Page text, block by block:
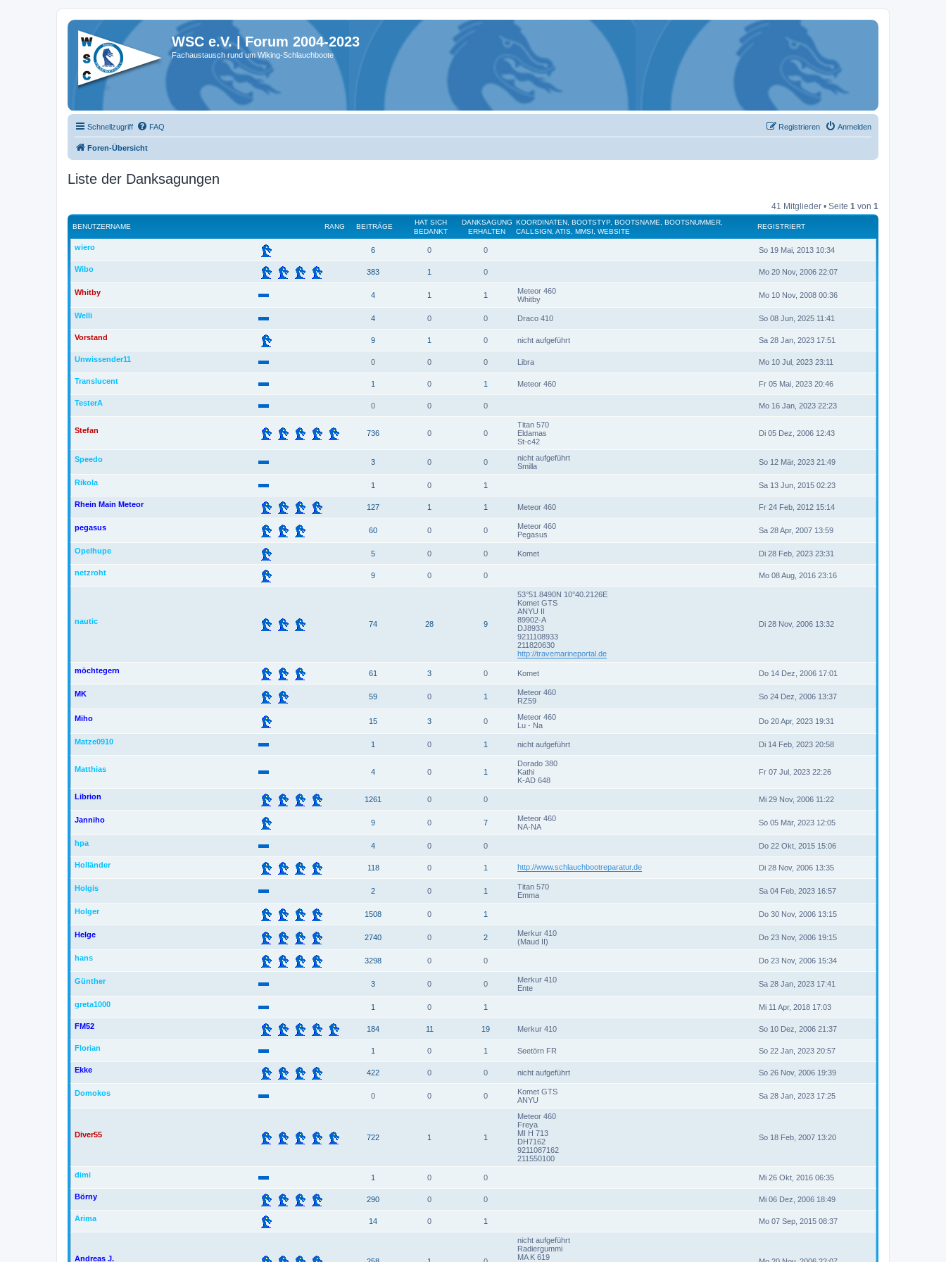
WSC e.V. | Forum 2004-2023
Fachaustausch rund um Wiking-Schlauchboote
Schnellzugriff FAQ Anmelden
Registrieren
Foren-Übersicht
Liste der Danksagungen
41 Mitglieder • Seite 1 von 1
RANG
BENUTZERNAME BEITRÄGE
HAT SICH
BEDANKT
DANKSAGUNG
ERHALTEN
KOORDINATEN, BOOTSTYP, BOOTSNAME, BOOTSNUMMER,
CALLSIGN, ATIS, MMSI, WEBSITE
REGISTRIERT
wiero 6 0 0 So 19 Mai, 2013 10:34
Wibo 383 1 0 Mo 20 Nov, 2006 22:07
Whitby 4 1 1
Meteor 460
Whitby
Mo 10 Nov, 2008 00:36
Welli 4 0 0 Draco 410 So 08 Jun, 2025 11:41
Vorstand 9 1 0 nicht aufgeführt Sa 28 Jan, 2023 17:51
Unwissender11 0 0 0 Libra Mo 10 Jul, 2023 23:11
Translucent 1 0 1 Meteor 460 Fr 05 Mai, 2023 20:46
TesterA 0 0 0 Mo 16 Jan, 2023 22:23
Stefan 736 0 0
Titan 570
Eldamas
St-c42
Di 05 Dez, 2006 12:43
Speedo 3 0 0
nicht aufgeführt
Smilla
So 12 Mär, 2023 21:49
Rikola 1 0 1 Sa 13 Jun, 2015 02:23
Rhein Main Meteor 127 1 1 Meteor 460 Fr 24 Feb, 2012 15:14
pegasus 60 0 0
Meteor 460
Pegasus
Sa 28 Apr, 2007 13:59
Opelhupe 5 0 0 Komet Di 28 Feb, 2023 23:31
netzroht 9 0 0 Mo 08 Aug, 2016 23:16
nautic 74 28 9
53°51.8490N 10°40.2126E
Komet GTS
ANYU II
89902-A
DJ8933
9211108933
211820630
http://travemarineportal.de
Di 28 Nov, 2006 13:32
möchtegern 61 3 0 Komet Do 14 Dez, 2006 17:01
MK 59 0 1
Meteor 460
RZ59
So 24 Dez, 2006 13:37
Miho 15 3 0
Meteor 460
Lu - Na
Do 20 Apr, 2023 19:31
Matze0910 1 0 1 nicht aufgeführt Di 14 Feb, 2023 20:58
Matthias 4 0 1
Dorado 380
Kathi
K-AD 648
Fr 07 Jul, 2023 22:26
Librion 1261 0 0 Mi 29 Nov, 2006 11:22
Janniho 9 0 7
Meteor 460
NA-NA
So 05 Mär, 2023 12:05
hpa 4 0 0 Do 22 Okt, 2015 15:06
Holländer 118 0 1 http://www.schlauchbootreparatur.de Di 28 Nov, 2006 13:35
Holgis 2 0 1
Titan 570
Emma
Sa 04 Feb, 2023 16:57
Holger 1508 0 1 Do 30 Nov, 2006 13:15
Helge 2740 0 2
Merkur 410
(Maud II)
Do 23 Nov, 2006 19:15
hans 3298 0 0 Do 23 Nov, 2006 15:34
Günther 3 0 0
Merkur 410
Ente
Sa 28 Jan, 2023 17:41
greta1000 1 0 1 Mi 11 Apr, 2018 17:03
FM52 184 11 19 Merkur 410 So 10 Dez, 2006 21:37
Florian 1 0 1 Seetörn FR So 22 Jan, 2023 20:57
Ekke 422 0 0 nicht aufgeführt So 26 Nov, 2006 19:39
Domokos 0 0 0
Komet GTS
ANYU
Sa 28 Jan, 2023 17:25
Diver55 722 1 1
Meteor 460
Freya
MI H 713
DH7162
9211087162
211550100
So 18 Feb, 2007 13:20
dimi 1 0 0 Mi 26 Okt, 2016 06:35
Börny 290 0 0 Mi 06 Dez, 2006 18:49
Arima 14 0 1 Mo 07 Sep, 2015 08:37
Andreas J.
nicht aufgeführt
Radiergummi
MA K 619